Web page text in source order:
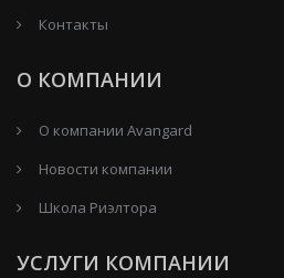
Контакты
О КОМПАНИИ
О компании Avangard
Новости компании
Школа Риэлтора
УСЛУГИ КОМПАНИИ